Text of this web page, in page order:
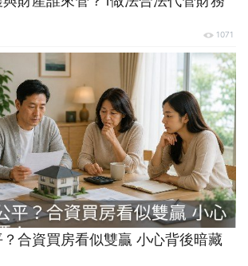
1071
合資買房看似雙贏 小心背後暗藏